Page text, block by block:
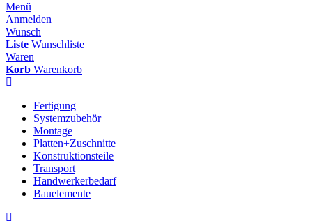
Menü
Anmelden
Wunsch
Liste Wunschliste
Waren
Korb Warenkorb
Fertigung
Systemzubehör
Montage
Platten+Zuschnitte
Konstruktionsteile
Transport
Handwerkerbedarf
Bauelemente